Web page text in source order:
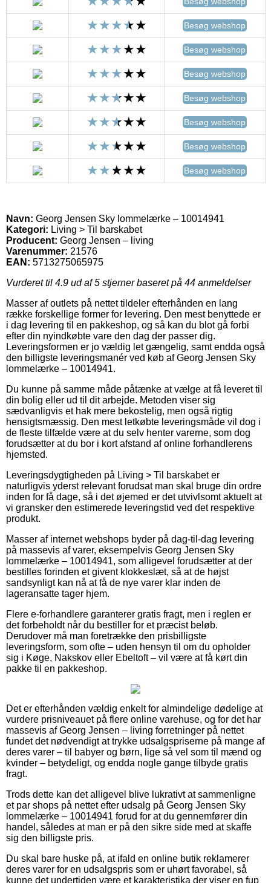
Besøg webshop
Besøg webshop
Besøg webshop
Besøg webshop
Besøg webshop
Besøg webshop
Besøg webshop
Navn: Georg Jensen Sky lommelærke – 10014941
Kategori: Living > Til barskabet
Producent: Georg Jensen – living
Varenummer: 21576
EAN: 5713275065975
Vurderet til 4.9 ud af 5 stjerner baseret på 44 anmeldelser
Masser af outlets på nettet tildeler efterhånden en lang
række forskellige former for levering. Den mest benyttede er
i dag levering til en pakkeshop, og så kan du blot gå forbi
efter din nyindkøbte vare den dag der passer dig.
Leveringsformen er jo vældig let gængelig, samt endda også
den billigste leveringsmanér ved køb af Georg Jensen Sky
lommelærke – 10014941.
Du kunne på samme måde påtænke at vælge at få leveret til
din bolig eller ud til dit arbejde. Metoden viser sig
sædvanligvis et hak mere bekostelig, men også rigtig
hensigtsmæssig. Den mest letkøbte leveringsmåde vil dog i
de fleste tilfælde være at du selv henter varerne, som dog
forudsætter at du bor i kort afstand af online forhandlerens
hjemsted.
Leveringsdygtigheden på Living > Til barskabet er
naturligvis yderst relevant forudsat man skal bruge din ordre
inden for få dage, så i det øjemed er det utvivlsomt aktuelt at
vi gransker den estimerede leveringstid ved det respektive
produkt.
Masser af internet webshops byder på dag-til-dag levering
på massevis af varer, eksempelvis Georg Jensen Sky
lommelærke – 10014941, som alligevel forudsætter at der
bestilles forinden et givent klokkeslæt, så at de højst
sandsynligt kan nå at få de nye varer klar inden de
lageransatte tager hjem.
Flere e-forhandlere garanterer gratis fragt, men i reglen er
det forbeholdt når du bestiller for et præcist beløb.
Derudover må man foretrække den prisbilligste
leveringsform, som ofte – uden hensyn til om du opholder
sig i Køge, Nakskov eller Ebeltoft – vil være at få kørt din
pakke til en pakkeshop.
Det er efterhånden vældig enkelt for almindelige dødelige at
vurdere prisniveauet på flere online varehuse, og for det har
massevis af Georg Jensen – living forretninger på nettet
fundet det nødvendigt at trykke udsalgspriserne på mange af
deres varer – til babyer og børn, lige så vel som til mænd og
kvinder – betydeligt, og endda nogle gange tilbyde gratis
fragt.
Trods dette kan det alligevel blive lukrativt at sammenligne
et par shops på nettet efter udsalg på Georg Jensen Sky
lommelærke – 10014941 forud for at du gennemfører din
handel, således at man er på den sikre side med at skaffe
sig den billigste pris.
Du skal bare huske på, at ifald en online butik reklamerer
deres varer for en udsalgspris som er uhørt favorabel, så
kunne det undertiden være et karakteristika der viser en fup